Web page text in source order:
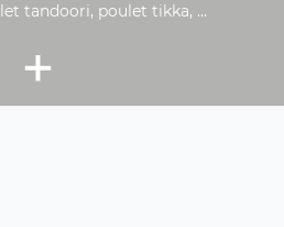
tandoori, poulet tikka, ...
+